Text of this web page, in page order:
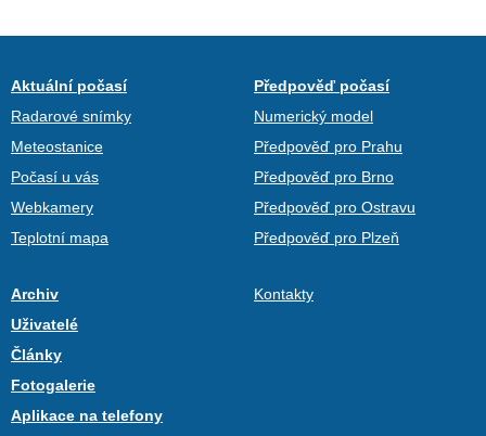
Aktuální počasí
Radarové snímky
Meteostanice
Počasí u vás
Webkamery
Teplotní mapa
Předpověď počasí
Numerický model
Předpověď pro Prahu
Předpověď pro Brno
Předpověď pro Ostravu
Předpověď pro Plzeň
Archiv
Uživatelé
Články
Fotogalerie
Aplikace na telefony
Kontakty